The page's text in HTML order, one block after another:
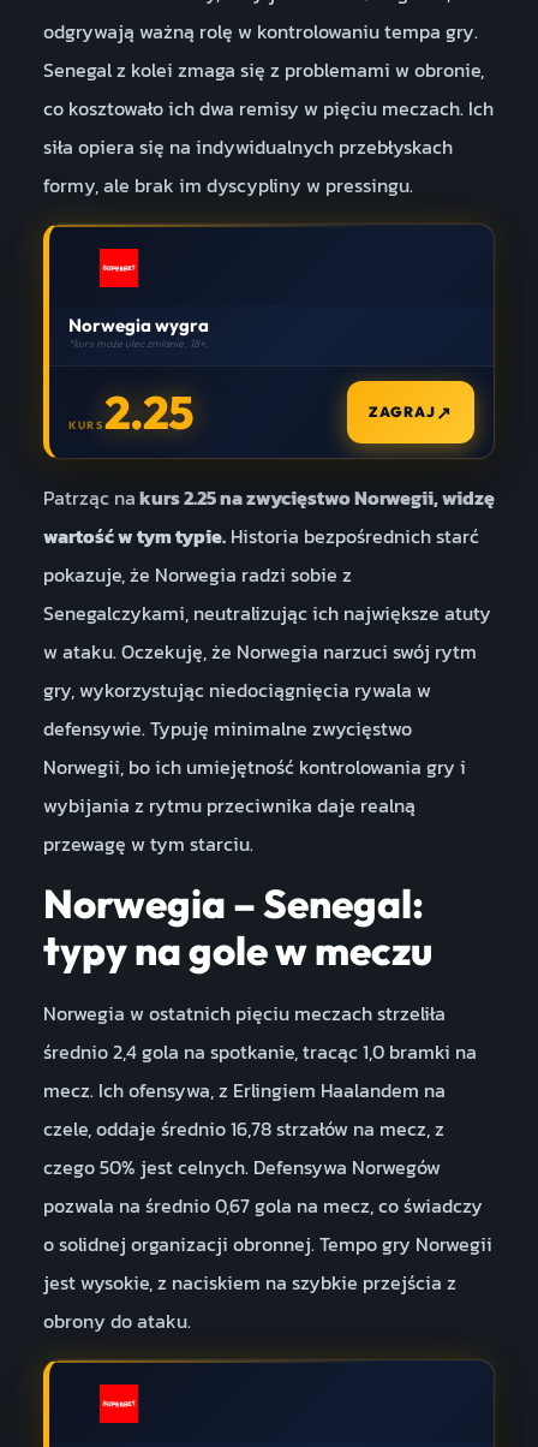
odgrywają ważną rolę w kontrolowaniu tempa gry.
Senegal z kolei zmaga się z problemami w obronie,
co kosztowało ich dwa remisy w pięciu meczach. Ich
siła opiera się na indywidualnych przebłyskach
formy, ale brak im dyscypliny w pressingu.
Norwegia wygra
*kurs może ulec zmianie. 18+.
KURS2.25 ZAGRAJ ↗
Patrząc nakurs 2.25 na zwycięstwo Norwegii, widzę
wartość w tym typie.Historia bezpośrednich starć
pokazuje, że Norwegia radzi sobie z
Senegalczykami, neutralizując ich największe atuty
w ataku. Oczekuję, że Norwegia narzuci swój rytm
gry, wykorzystując niedociągnięcia rywala w
defensywie. Typuję minimalne zwycięstwo
Norwegii, bo ich umiejętność kontrolowania gry i
wybijania z rytmu przeciwnika daje realną
przewagę w tym starciu.
Norwegia – Senegal:
typy na gole w meczu
Norwegia w ostatnich pięciu meczach strzeliła
średnio 2,4 gola na spotkanie, tracąc 1,0 bramki na
mecz. Ich ofensywa, z Erlingiem Haalandem na
czele, oddaje średnio 16,78 strzałów na mecz, z
czego 50% jest celnych. Defensywa Norwegów
pozwala na średnio 0,67 gola na mecz, co świadczy
o solidnej organizacji obronnej. Tempo gry Norwegii
jest wysokie, z naciskiem na szybkie przejścia z
obrony do ataku.